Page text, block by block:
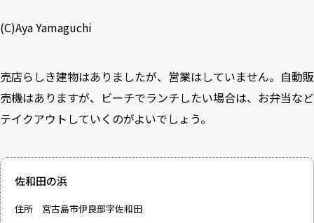
(C)Aya Yamaguchi
売店らしき建物はありましたが、営業はしていません。自動販
売機はありますが、ビーチでランチしたい場合は、お弁当など
テイクアウトしていくのがよいでしょう。
佐和田の浜
住所 宮古島市伊良部字佐和田